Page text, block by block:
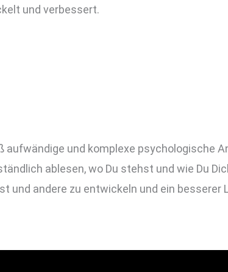
und verbessert.
aufwändige und komplexe psychologische
ablesen, wo Du stehst und wie Du
und andere zu entwickeln und ein besserer